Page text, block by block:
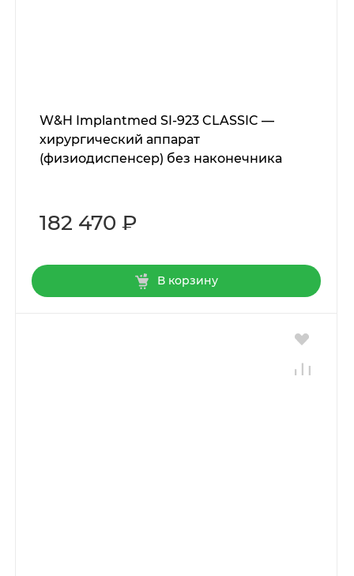
W&H Implantmed SI-923 CLASSIC —
хирургический аппарат
(физиодиспенсер) без наконечника
182 470 ₽
В корзину